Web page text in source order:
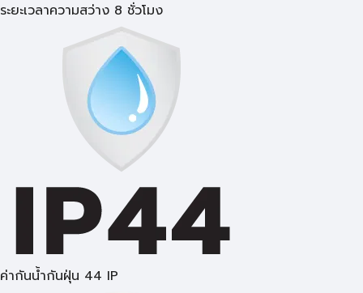
ระยะเวลาความสว่าง 8 ชั่วโมง
ค่ากันน้ำกันฝุ่น 44 IP